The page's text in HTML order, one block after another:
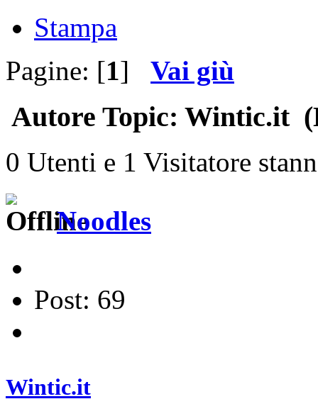
Stampa
Pagine: [1] Vai giù
Autore Topic: Wintic.it
0 Utenti e 1 Visitatore
Noodles
Post: 69
Wintic.it